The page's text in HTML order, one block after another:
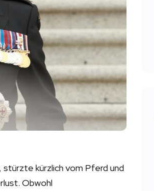
stürzte kürzlich vom Pferd und
Obwohl